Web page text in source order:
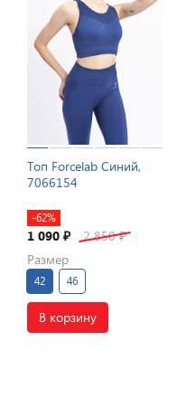
Топ Forcelab Синий,
7066154
-62%
1 090 ₽ 2 850₽
Размер
42 46
В корзину